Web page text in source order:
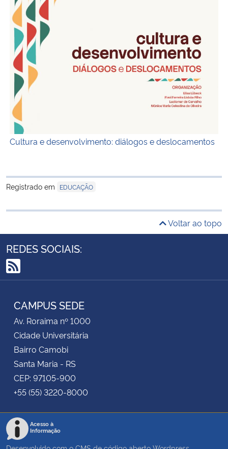
Cultura e desenvolvimento: diálogos e deslocamentos
Registrado em EDUCAÇÃO
Voltar ao topo
REDES SOCIAIS:
RSS
CAMPUS SEDE
Av. Roraima nº 1000
Cidade Universitária
Bairro Camobi
Santa Maria - RS
CEP: 97105-900
+55 (55) 3220-8000
Acesso à
Informação